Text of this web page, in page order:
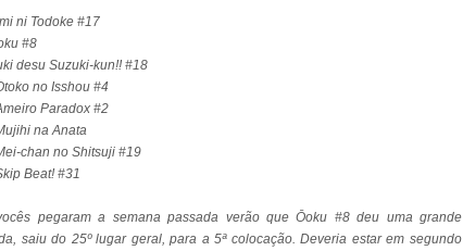
ni Todoke #17
#8
desu Suzuki-kun!! #18
no Isshou #4
Paradox #2
na Anata
chan no Shitsuji #19
Beat! #31
pegaram a semana passada verão que Ōoku #8 deu uma grande
saiu do 25º lugar geral, para a 5ª colocação. Deveria estar em segundo